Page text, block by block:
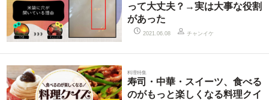
って大丈夫？→実は大事な役割
があった
2021.06.08 チャンイケ
料理特集
寿司・中華・スイーツ、食べる
のがもっと楽しくなる料理クイ